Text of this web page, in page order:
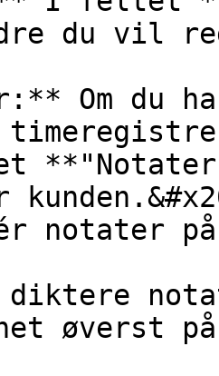
du vil
Om du
øverst